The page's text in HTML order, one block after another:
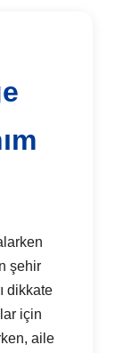
şehir
dikkate
için
aile